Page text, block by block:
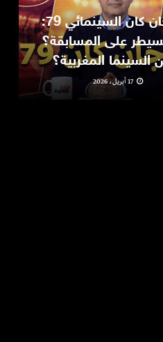
مهرجان كان السينمائي 79:
على المسابقة؟
السينما المغربية؟
17 أبريل، 2026